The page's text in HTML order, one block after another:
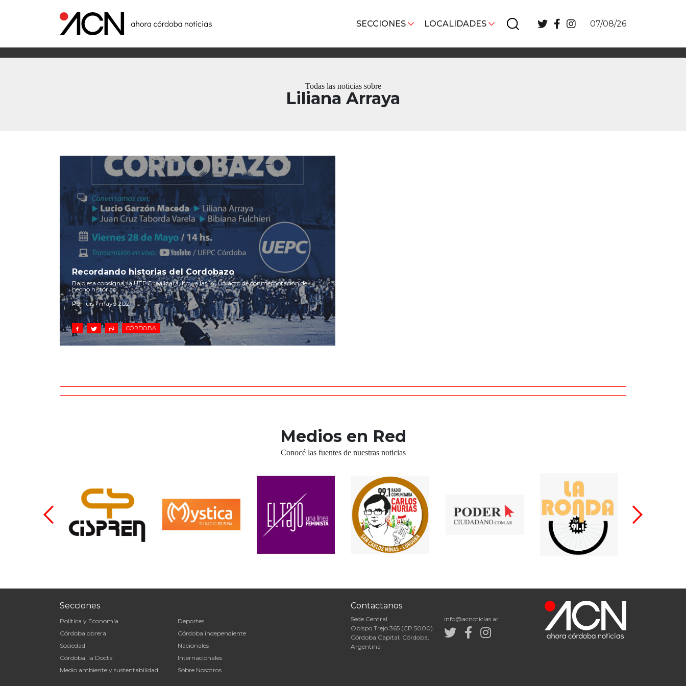
SECCIONES LOCALIDADES 07/08/26
Todas las noticias sobre
Liliana Arraya
Recordando historias del Cordobazo
Bajo esa consigna, la UEPC realizará, hoy a las 14, un acto de conmemoración del
hecho histórico.
Por luis • mayo 2021
CÓRDOBA
Medios en Red
Conocé las fuentes de nuestras noticias
Secciones
Política y Economía
Córdoba obrera
Sociedad
Córdoba, la Docta
Medio ambiente y sustentabilidad
Deportes
Córdoba independiente
Nacionales
Internacionales
Sobre Nosotros
Contactanos
Sede Central
Obispo Trejo 365 (CP 5000)
Córdoba Capital, Córdoba,
Argentina
info@acnoticias.ar